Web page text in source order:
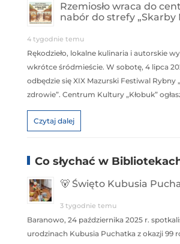
Rzemiosło wraca do
nabór do strefy „Skarby
4 tygodnie temu
Rękodzieło, lokalne kulinaria i autorskie
wkrótce śródmieście. W sobotę, 4 lipca
odbędzie się XIX Mazurski Festiwal Rybny
zdrowie”. Centrum Kultury „Kłobuk”
Czytaj dalej
Co słychać w
🐻 Święto Kubusia
3 tygodnie temu
Baranowo, 24 października 2025 r.
urodzinach Kubusia Puchatka z okazji 99